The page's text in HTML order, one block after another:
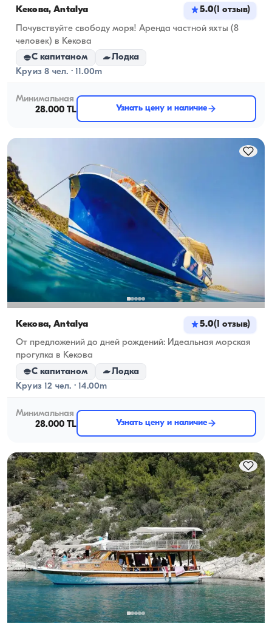
Кекова, Antalya 5.0(1 отзыв)
Почувствуйте свободу моря! Аренда частной яхты (8
человек) в Кекова
С капитаном
Лодка
Круиз 8 чел. · 11.00m
Минимальная
28.000 TL
Узнать цену и наличие
Кекова, Antalya 5.0(1 отзыв)
От предложений до дней рождений: Идеальная морская
прогулка в Кекова
С капитаном
Лодка
Круиз 12 чел. · 14.00m
Минимальная
28.000 TL
Узнать цену и наличие